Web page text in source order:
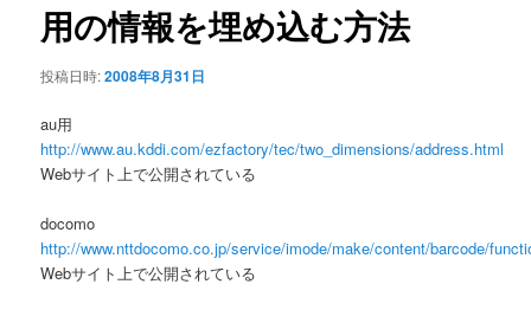
ョ
ン
用の情報を埋め込む方法
投稿日時:2008年8月31日
au用
http://www.au.kddi.com/ezfactory/tec/two_dimensions/address.html
Webサイト上で公開されている
docomo
http://www.nttdocomo.co.jp/service/imode/make/content/barcode/
Webサイト上で公開されている